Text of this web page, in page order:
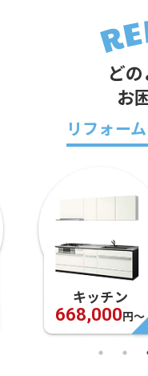
ど
お
リフォー
キッチン
668,000円〜